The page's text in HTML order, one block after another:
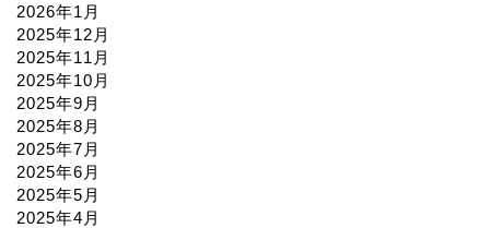
2026年1月
2025年12月
2025年11月
2025年10月
2025年9月
2025年8月
2025年7月
2025年6月
2025年5月
2025年4月